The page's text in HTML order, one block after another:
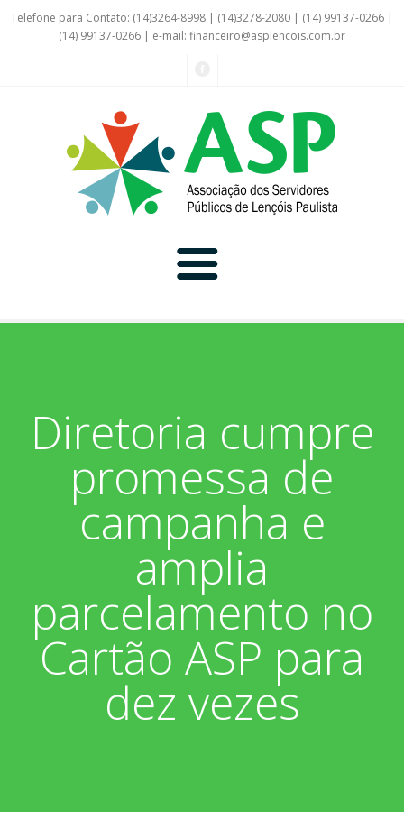
Telefone para Contato: (14)3264-8998 | (14)3278-2080 | (14) 99137-0266 |
(14) 99137-0266 | e-mail: financeiro@asplencois.com.br
Convênio Online
Notícias
Vídeos
Associados
Aniversariantes
Boletim Informativo
Extrato do Cartão ASP
Nossos Convênios
Sobre
Diretoria
Nossa História
Diretoria cumpre
promessa de
campanha e
amplia
parcelamento no
Cartão ASP para
dez vezes